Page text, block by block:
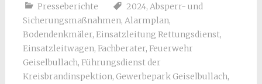
Presseberichte 2024, Absperr- und
Sicherungsmaßnahmen, Alarmplan,
Bodendenkmäler, Einsatzleitung Rettungsdienst,
Einsatzleitwagen, Fachberater, Feuerwehr
Geiselbullach, Führungsdienst der
Kreisbrandinspektion, Gewerbepark Geiselbullach,